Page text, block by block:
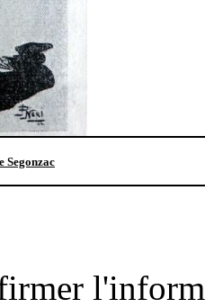
Segonzac